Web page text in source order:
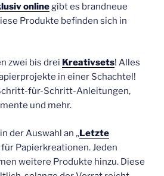
onlinegibt es brandneue
Produkte befinden sich in
zwei bis drei Kreativsets! Alles
in einer Schachtel!
für-Schritt-Anleitungen,
und mehr.
der Auswahl an „Letzte
für Papierkreationen. Jeden
weitere Produkte hinzu. Diese